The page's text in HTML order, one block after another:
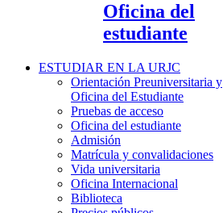
Oficina del
estudiante
ESTUDIAR EN LA URJC
Orientación Preuniversitaria y
Oficina del Estudiante
Pruebas de acceso
Oficina del estudiante
Admisión
Matrícula y convalidaciones
Vida universitaria
Oficina Internacional
Biblioteca